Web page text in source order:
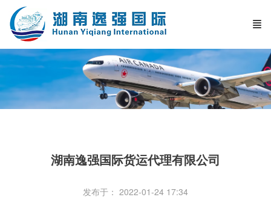
湖南逸强国际货运代理有限公司
发布于： 2022-01-24 17:34